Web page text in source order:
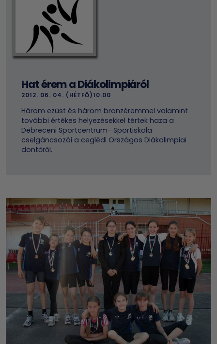
Hat érem a Diákolimpiáról
2012. 06. 04. (HÉTFŐ)10.00
Három ezüst és három bronzéremmel valamint
további értékes helyezésekkel tértek haza a
Debreceni Sportcentrum- Sportiskola
cselgáncsozói a ceglédi Országos Diákolimpiai
döntőről.